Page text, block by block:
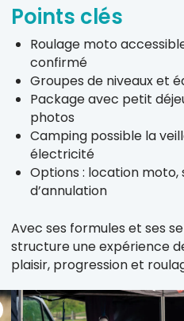
Points clés
Roulage moto
confirmé
Groupes de niveaux et
Package avec petit
photos
Camping possible la
électricité
Options : location
d’annulation
Avec ses formules et ses
structure une expérience
plaisir, progression et